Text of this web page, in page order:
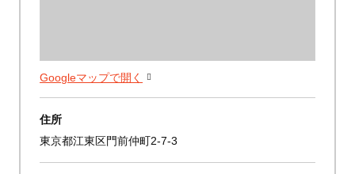
Googleマップで開く
住所
東京都江東区門前仲町2-7-3